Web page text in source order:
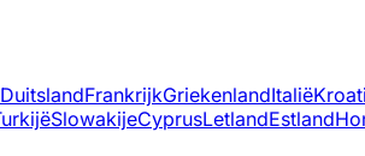
DuitslandFrankrijkGriekenlandItalië
SlowakijeCyprusLetlandEstland